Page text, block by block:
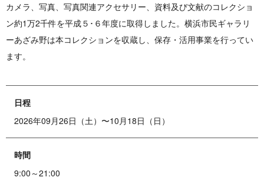
カメラ、写真、写真関連アクセサリー、資料及び文献のコレクショ
ン約1万2千件を平成５･６年度に取得しました。横浜市民ギャラリ
ーあざみ野は本コレクションを収蔵し、保存・活用事業を行ってい
ます。
日程
2026年09月26日（土）〜10月18日（日）
時間
9:00～21:00